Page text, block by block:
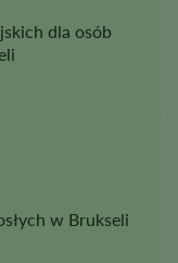
dla osób
w Brukseli